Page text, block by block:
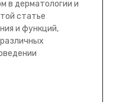
в дерматологии и
статье
и функций,